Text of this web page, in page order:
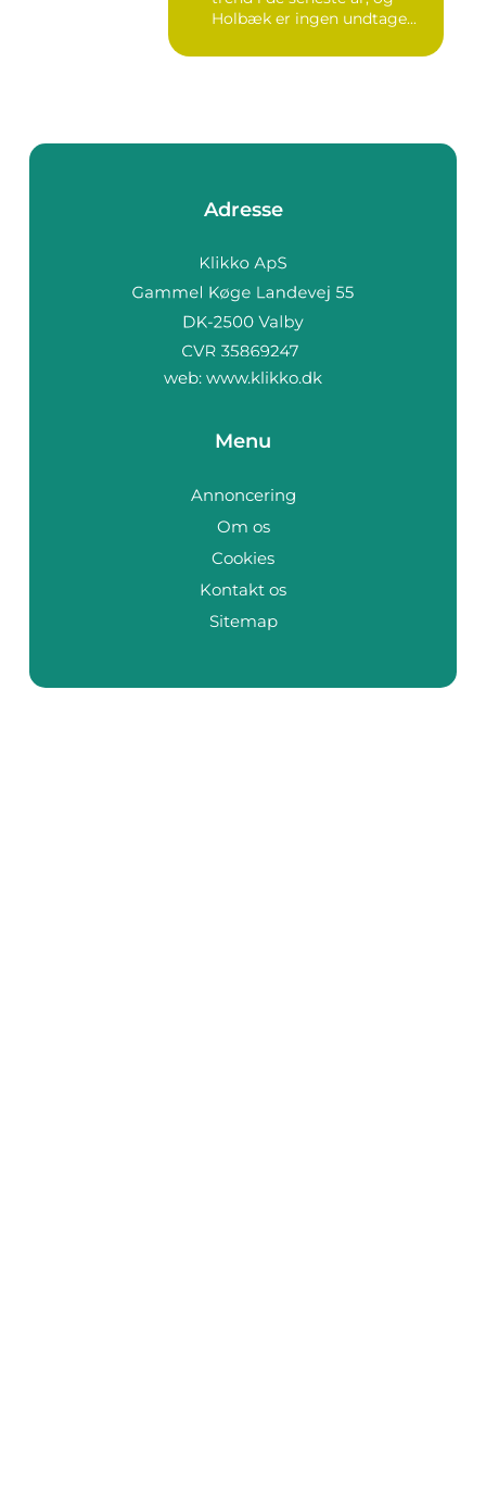
Holbæk er ingen undtage...
Adresse
web: www.klikko.dk
Menu
Annoncering
Om os
Cookies
Kontakt os
Sitemap